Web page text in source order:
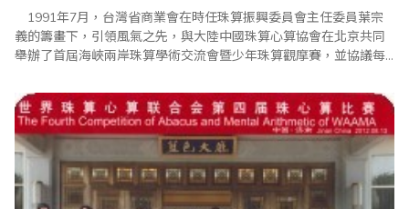
1991年7月，台灣省商業會在時任珠算振興委員會主任委員葉宗
義的籌畫下，引領風氣之先，與大陸中國珠算心算協會在北京共同
舉辦了首屆海峽兩岸珠算學術交流會暨少年珠算觀摩賽，並協議每
第20屆海峽兩岸珠算觀摩聯誼活動，在中國珠算心算協會及四川省
珠算協會的細心籌備下，於10月14日起在四川舉行，並進行為期八
天的參觀訪問行程。10月14日下午，台灣..